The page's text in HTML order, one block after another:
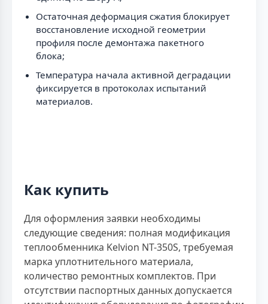
Остаточная деформация сжатия блокирует
восстановление исходной геометрии
профиля после демонтажа пакетного
блока;
Температура начала активной деградации
фиксируется в протоколах испытаний
материалов.
Как купить
Для оформления заявки необходимы
следующие сведения: полная модификация
теплообменника Kelvion NT-350S, требуемая
марка уплотнительного материала,
количество ремонтных комплектов. При
отсутствии паспортных данных допускается